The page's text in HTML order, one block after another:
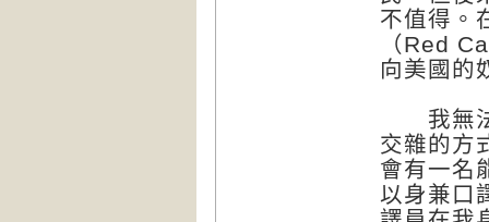
不值得。
（Red
向美國的
我無法
交雜的方
會有一名
以身兼口